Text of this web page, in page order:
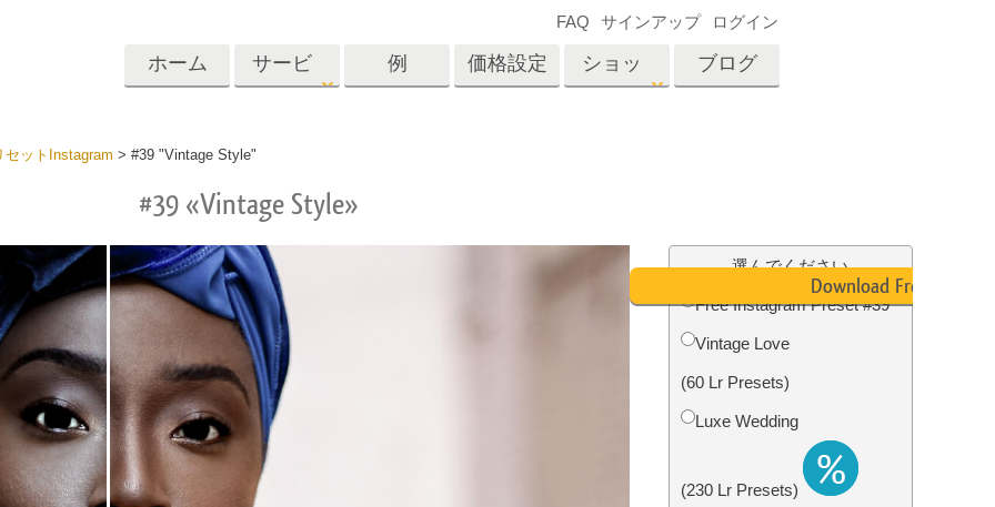
ホーム サービ
ービス
真編集サービ
ス
AIが生成した衣料品モデ
ル
写真入力アプリケーショ
例 価格設定 ショッ
ィールプリ
コレクショ
Photoshop
Photoshopアクション
Photoshopオーバーレイ
Photoshopテクスチャ
Psアクションコレクシ
ョン全体
Psはコレクション全体
をオーバーレイしま
す
ビデオオーバーレイ
ブログ
FAQ サインアップ ログイン
セットInstagram > #39 "Vintage Style"
#39 «Vintage Style»
選んでください
Free Instagram Preset #39
Vintage Love
(60 Lr Presets)
Luxe Wedding
(230 Lr Presets)
Download Free